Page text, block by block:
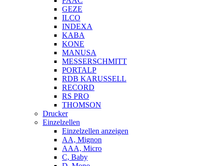
GEZE
ILCO
INDEXA
KABA
KONE
MANUSA
MESSERSCHMITT
PORTALP
RDB KARUSSELL
RECORD
RS PRO
THOMSON
Drucker
Einzelzellen
Einzelzellen anzeigen
AA, Mignon
AAA, Micro
C, Baby